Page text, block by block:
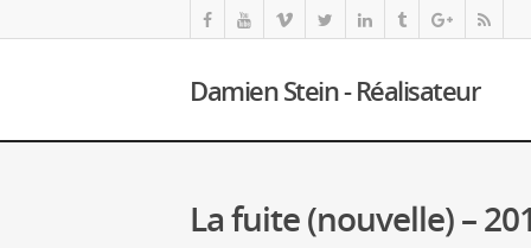
Damien Stein - Réalisateur
La fuite (nouvelle) –